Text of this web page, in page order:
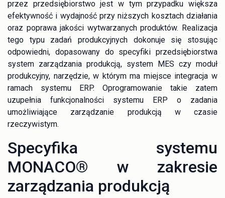
przez przedsiębiorstwo jest w tym przypadku większa
efektywność i wydajność przy niższych kosztach działania
oraz poprawa jakości wytwarzanych produktów. Realizacja
tego typu zadań produkcyjnych dokonuje się stosując
odpowiedni, dopasowany do specyfiki przedsiębiorstwa
system zarządzania produkcją, system MES czy moduł
produkcyjny, narzędzie, w którym ma miejsce integracja w
ramach systemu ERP. Oprogramowanie takie zatem
uzupełnia funkcjonalności systemu ERP o zadania
umożliwiające zarządzanie produkcją w czasie
rzeczywistym.
Specyfika systemu
MONACO® w zakresie
zarządzania produkcją